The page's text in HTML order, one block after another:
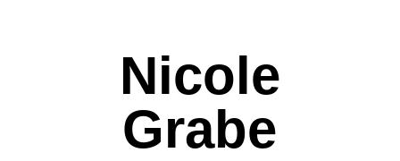
Nicole
Grabe